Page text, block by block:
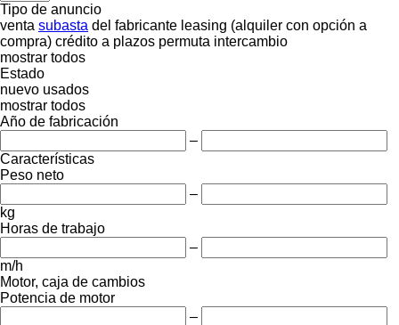
Tipo de anuncio
venta subasta del fabricante leasing (alquiler con opción a
compra) crédito a plazos permuta intercambio
mostrar todos
Estado
nuevo usados
mostrar todos
Año de fabricación
–
Características
Peso neto
–
kg
Horas de trabajo
–
m/h
Motor, caja de cambios
Potencia de motor
–